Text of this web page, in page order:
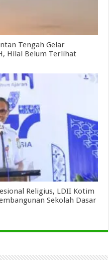
Tengah Gelar
Hilal Belum Terlihat
Religius, LDII Kotim
Sekolah Dasar